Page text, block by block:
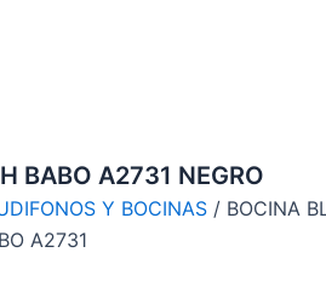
BABO A2731 NEGRO
Y BOCINAS / BOCINA
A2731